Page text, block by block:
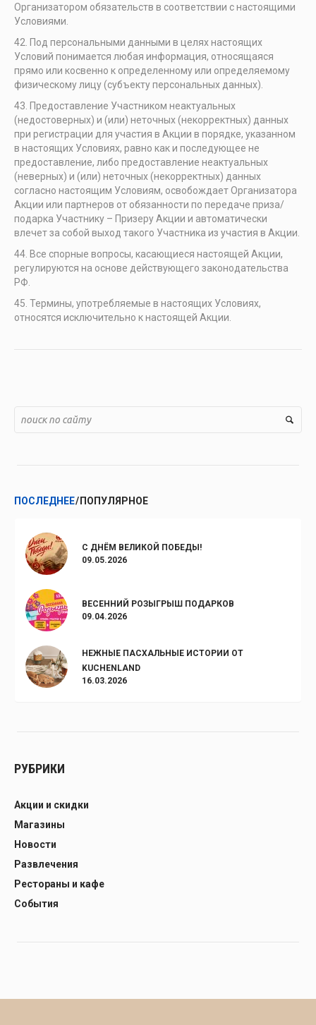
Организатором обязательств в соответствии с настоящими
Условиями.
Под персональными данными в целях настоящих
Условий понимается любая информация, относящаяся
прямо или косвенно к определенному или определяемому
физическому лицу (субъекту персональных данных).
Предоставление Участником неактуальных
(недостоверных) и (или) неточных (некорректных) данных
при регистрации для участия в Акции в порядке, указанном
в настоящих Условиях, равно как и последующее не
предоставление, либо предоставление неактуальных
(неверных) и (или) неточных (некорректных) данных
согласно настоящим Условиям, освобождает Организатора
Акции или партнеров от обязанности по передаче приза/
подарка Участнику – Призеру Акции и автоматически
влечет за собой выход такого Участника из участия в Акции.
Все спорные вопросы, касающиеся настоящей Акции,
регулируются на основе действующего законодательства
РФ.
Термины, употребляемые в настоящих Условиях,
относятся исключительно к настоящей Акции.
ПОСЛЕДНЕЕ ПОПУЛЯРНОЕ
С ДНЁМ ВЕЛИКОЙ ПОБЕДЫ!
09.05.2026
ВЕСЕННИЙ РОЗЫГРЫШ ПОДАРКОВ
09.04.2026
НЕЖНЫЕ ПАСХАЛЬНЫЕ ИСТОРИИ ОТ
KUCHENLAND
16.03.2026
РУБРИКИ
Акции и скидки
Магазины
Новости
Развлечения
Рестораны и кафе
События